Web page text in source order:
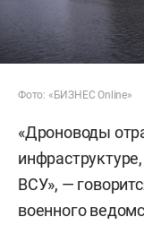
Фото: «БИЗНЕС Online»
«Дроноводы
ВСУ», —
военного